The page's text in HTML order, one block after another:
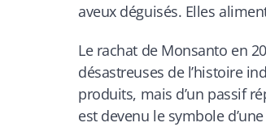
aveux déguisés. Elles
Le rachat de Monsanto en
désastreuses de l’histoire
produits, mais d’un passif
est devenu le symbole